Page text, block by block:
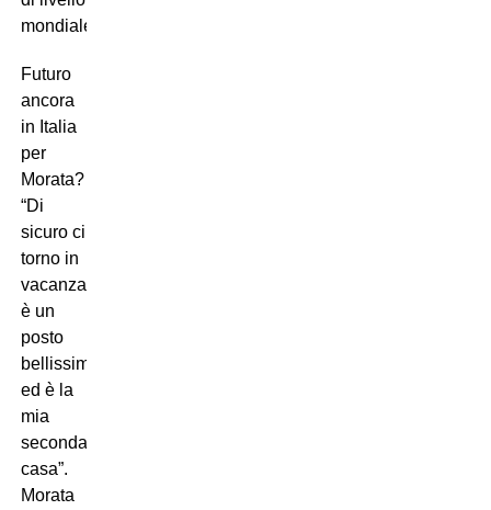
mondiale”.
Futuro
ancora
in Italia
per
Morata?
“Di
sicuro ci
torno in
vacanza,
è un
posto
bellissimo
ed è la
mia
seconda
casa”.
Morata